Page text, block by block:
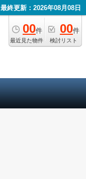
最終更新：2026年08月08日
00件
最近見た物件
00件
検討リスト